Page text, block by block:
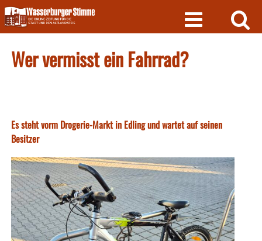
Skip
to
content
Wer vermisst ein Fahrrad?
Es steht vorm Drogerie-Markt in Edling und wartet auf seinen
Besitzer